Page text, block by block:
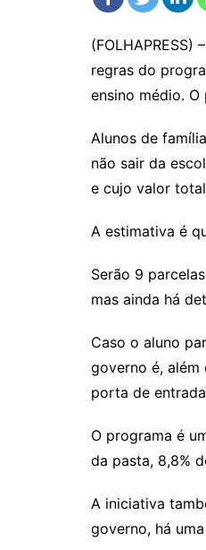
regras do
ensino médio.
Alunos de
não sair da
e cujo valor
A estimativa é
Serão 9
mas ainda há
Caso o aluno
governo é,
porta de
O programa é
da pasta, 8,8%
A iniciativa
governo, há